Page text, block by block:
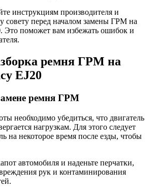
инструкциям производителя и
совету перед началом замены ГРМ на
Это поможет вам избежать ошибок и
ремня ГРМ на
EJ20
ремня ГРМ
необходимо убедиться, что двигатель
нагрузкам. Для этого следует
на некоторое время после езды, чтобы
автомобиля и наденьте перчатки,
рук и контаминирования